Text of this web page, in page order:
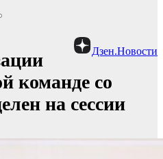
Дзен.Новости
команде со
на сессии